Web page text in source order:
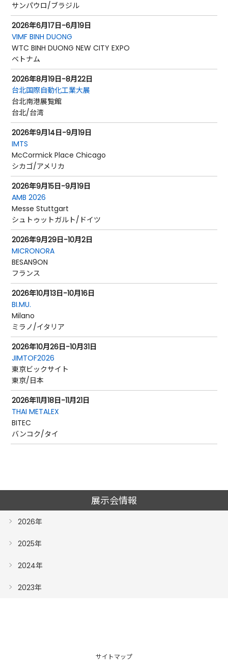
サンパウロ/ブラジル
2026年6月17日-6月19日
VIMF BINH DUONG
WTC BINH DUONG NEW CITY EXPO
ベトナム
2026年8月19日-8月22日
台北国際自動化工業大展
台北南港展覧館
台北/台湾
2026年9月14日-9月19日
IMTS
McCormick Place Chicago
シカゴ/アメリカ
2026年9月15日-9月19日
AMB 2026
Messe Stuttgart
シュトゥットガルト/ドイツ
2026年9月29日-10月2日
MICRONORA
BESAN9ON
フランス
2026年10月13日-10月16日
BI.MU.
Milano
ミラノ/イタリア
2026年10月26日-10月31日
JIMTOF2026
東京ビックサイト
東京/日本
2026年11月18日-11月21日
THAI METALEX
BITEC
バンコク/タイ
展示会情報
2026年
2025年
2024年
2023年
サイトマップ